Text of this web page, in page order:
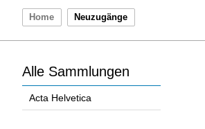
Home Neuzugänge
Alle Sammlungen
Acta Helvetica